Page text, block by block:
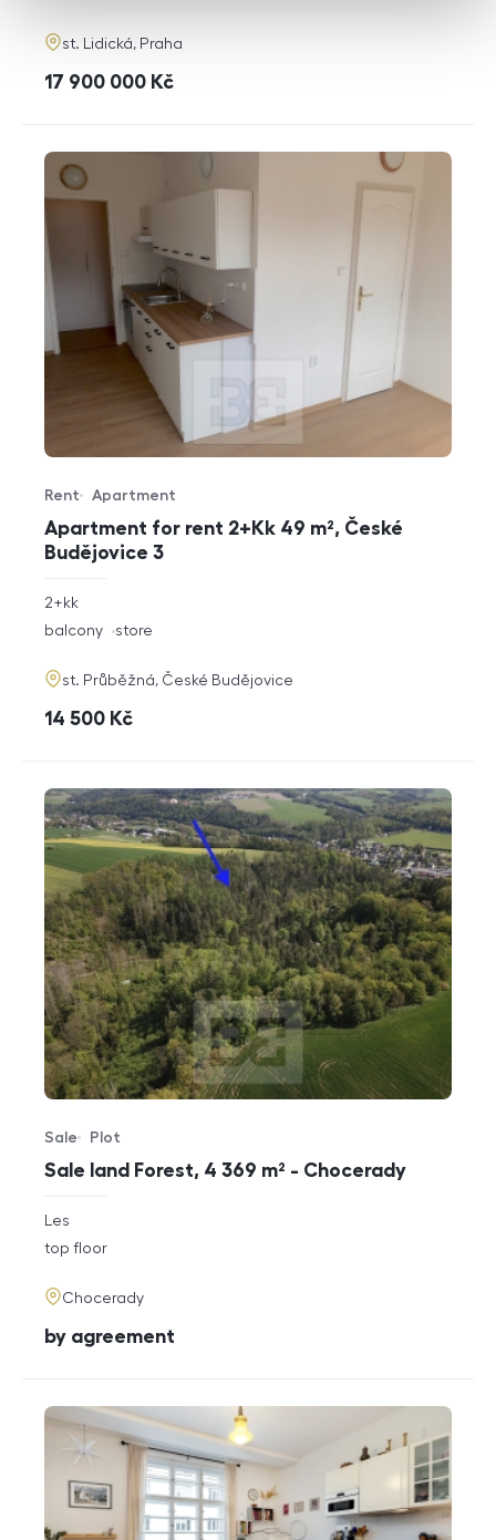
adresa
st. Lidická, Praha
cena
17 900 000 Kč
Apartment for rent 2+Kk 49 m², České
Budějovice 3
Offer type
Rent
Property type
Apartment
rozměry
disposition
2+kk
funkce
balcony store
adresa
st. Průběžná, České Budějovice
cena
14 500 Kč
Sale land Forest, 4 369 m² - Chocerady
Offer type
Sale
Property type
Plot
rozměry
disposition
Les
funkce
top floor
adresa
Chocerady
cena
by agreement